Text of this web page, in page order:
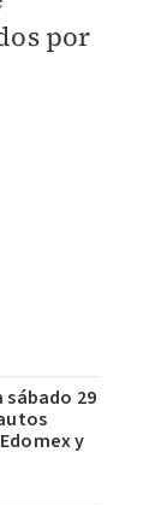
por
sábado 29
y